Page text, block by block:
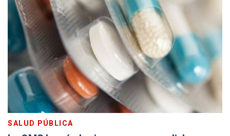
SALUD PÚBLICA